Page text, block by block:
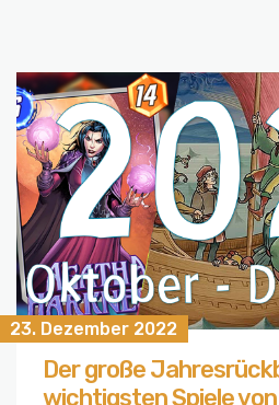
23. Dezember 2022
Der große
wichtigsten Spiele